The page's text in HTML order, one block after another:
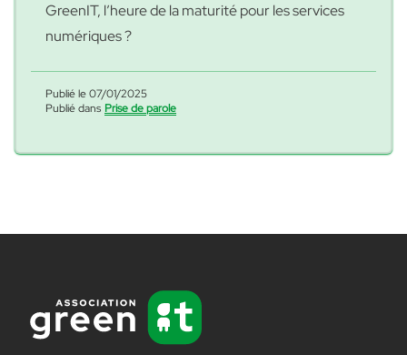
GreenIT, l’heure de la maturité pour les services
numériques ?
Publié le 07/01/2025
Publié dans Prise de parole